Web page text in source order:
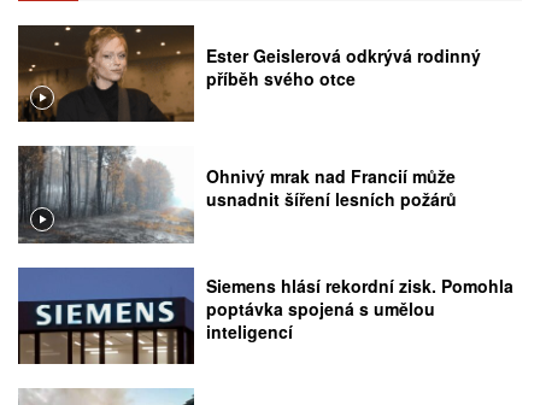
Ester Geislerová odkrývá rodinný
příběh svého otce
Ohnivý mrak nad Francií může
usnadnit šíření lesních požárů
Siemens hlásí rekordní zisk. Pomohla
poptávka spojená s umělou
inteligencí